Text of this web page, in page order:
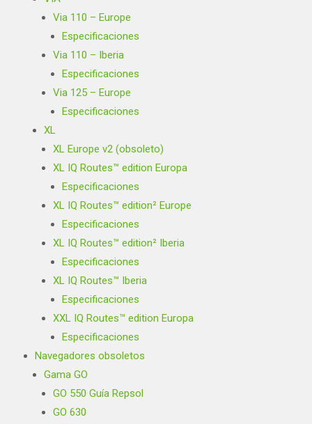
Via 110 – Europe
Especificaciones
Via 110 – Iberia
Especificaciones
Via 125 – Europe
Especificaciones
XL
XL Europe v2 (obsoleto)
XL IQ Routes™ edition Europa
Especificaciones
XL IQ Routes™ edition² Europe
Especificaciones
XL IQ Routes™ edition² Iberia
Especificaciones
XL IQ Routes™ Iberia
Especificaciones
XXL IQ Routes™ edition Europa
Especificaciones
Navegadores obsoletos
Gama GO
GO 550 Guía Repsol
GO 630